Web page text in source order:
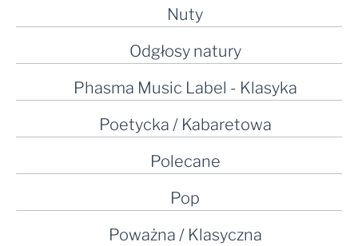
Nuty
Odgłosy natury
Phasma Music Label - Klasyka
Poetycka / Kabaretowa
Polecane
Pop
Poważna / Klasyczna